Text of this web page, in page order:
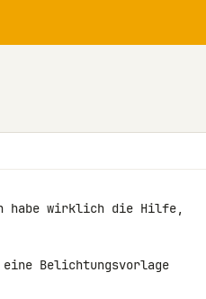
habe wirklich die Hilfe,
Belichtungsvorlage